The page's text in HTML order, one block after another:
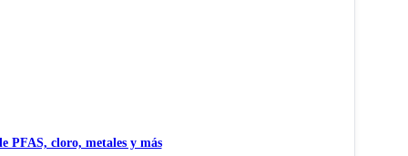
PFAS, cloro, metales y más